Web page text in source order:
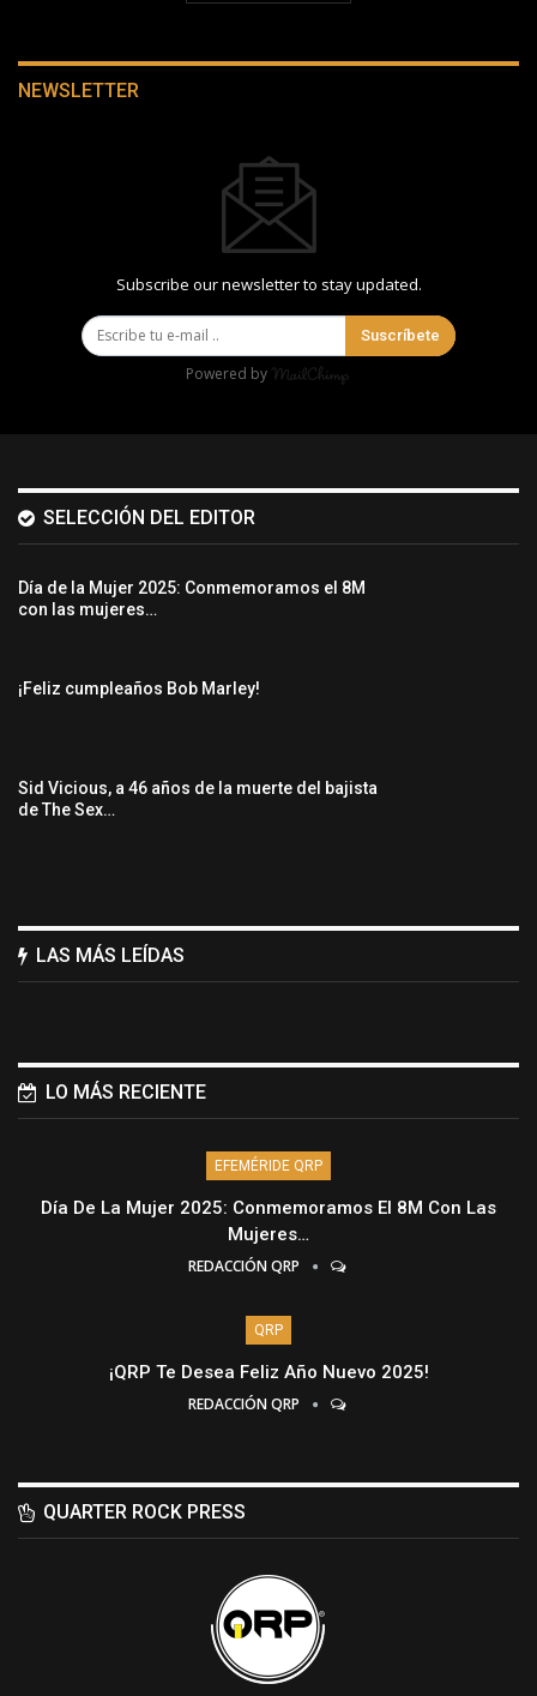
NEWSLETTER
Subscribe our newsletter to stay updated.
Suscríbete
Powered by
SELECCIÓN DEL EDITOR
Día de la Mujer 2025: Conmemoramos el 8M
con las mujeres…
¡Feliz cumpleaños Bob Marley!
Sid Vicious, a 46 años de la muerte del bajista
de The Sex…
LAS MÁS LEÍDAS
LO MÁS RECIENTE
EFEMÉRIDE QRP
Día De La Mujer 2025: Conmemoramos El 8M Con Las
Mujeres…
REDACCIÓN QRP
QRP
¡QRP Te Desea Feliz Año Nuevo 2025!
REDACCIÓN QRP
QUARTER ROCK PRESS